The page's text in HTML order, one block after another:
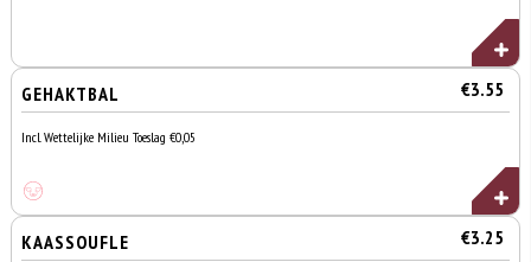
GEHAKTBAL €3.55
Incl. Wettelijke Milieu Toeslag €0,05
KAASSOUFLE €3.25